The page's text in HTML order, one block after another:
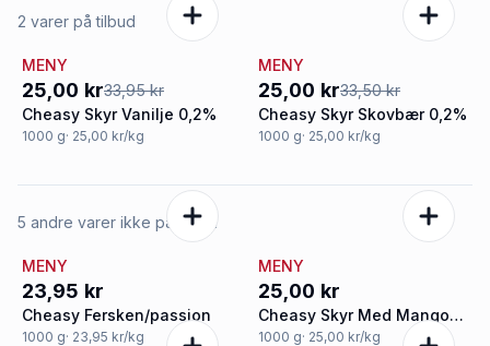
2 varer på tilbud
-26%
MENY
25,00 kr33,95 kr
Cheasy Skyr Vanilje 0,2%
1000 g· 25,00 kr/kg
-25%
MENY
25,00 kr33,50 kr
Cheasy Skyr Skovbær 0,2%
1000 g· 25,00 kr/kg
5 andre varer ikke på tilbud
MENY
23,95 kr
Cheasy Fersken/passion
1000 g· 23,95 kr/kg
MENY
25,00 kr
Cheasy Skyr Med Mango
Lime
1000 g· 25,00 kr/kg